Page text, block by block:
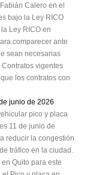
Calero en el
bajo la Ley RICO
Ley RICO en
comparecer ante
sean necesarias
vigentes
los contratos con
junio de 2026
pico y placa
11 de junio de
reducir la congestión
tráfico en la ciudad.
Quito para este